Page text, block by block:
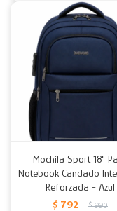
Mochila Sport 18"
Notebook Candado
Reforzada - Azul
$ 792 $ 990